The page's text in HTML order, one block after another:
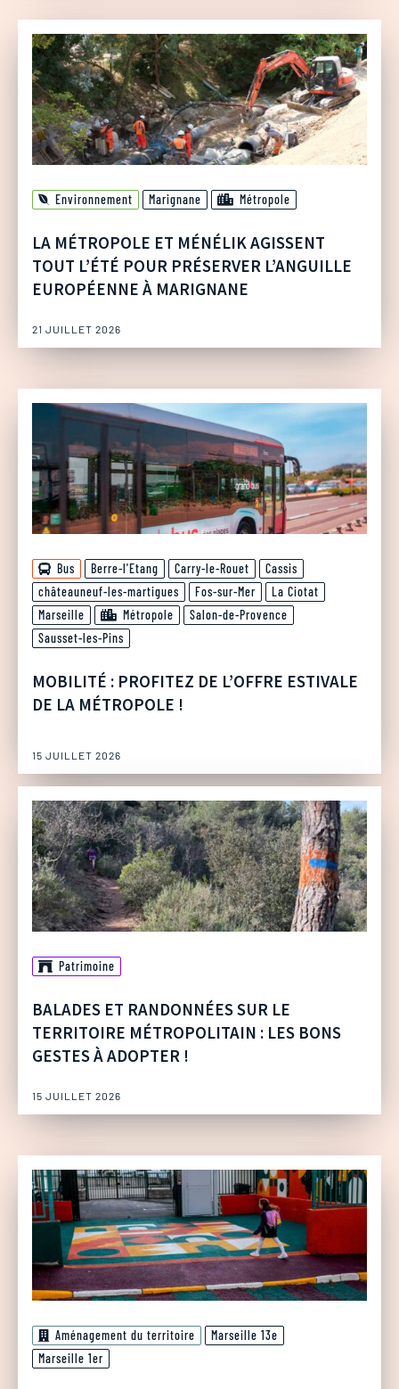
Environnement Marignane Métropole
LA MÉTROPOLE ET MÉNÉLIK AGISSENT
TOUT L’ÉTÉ POUR PRÉSERVER L’ANGUILLE
EUROPÉENNE À MARIGNANE
21 JUILLET 2026
Bus Berre-l'Etang Carry-le-Rouet
Cassis
châteauneuf-les-martigues
Fos-sur-Mer
La Ciotat
Marseille
Métropole
Salon-de-Provence
Sausset-les-Pins
MOBILITÉ : PROFITEZ DE L’OFFRE ESTIVALE
DE LA MÉTROPOLE !
15 JUILLET 2026
Patrimoine
BALADES ET RANDONNÉES SUR LE
TERRITOIRE MÉTROPOLITAIN : LES BONS
GESTES À ADOPTER !
15 JUILLET 2026
Aménagement du territoire
Marseille 13e
Marseille 1er